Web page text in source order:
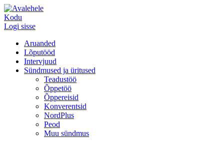
Kodu
Logi sisse
Aruanded
Lõputööd
Intervjuud
Sündmused ja üritused
Teadustöö
Õppetöö
Õppereisid
Konverentsid
NordPlus
Peod
Muu sündmus